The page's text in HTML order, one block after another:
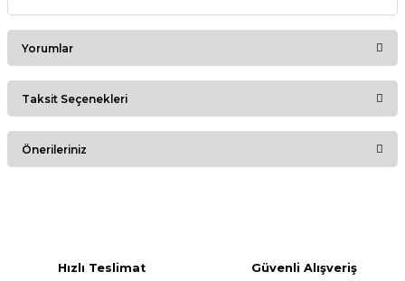
Yorumlar
Bu ürüne ilk yorumu siz yapın!
Taksit Seçenekleri
Önerileriniz
Hızlı Teslimat
Güvenli Alışveriş